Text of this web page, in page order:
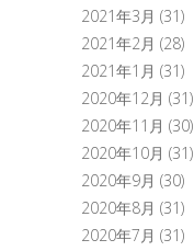
2021年3月 (31)
2021年2月 (28)
2021年1月 (31)
2020年12月 (31)
2020年11月 (30)
2020年10月 (31)
2020年9月 (30)
2020年8月 (31)
2020年7月 (31)